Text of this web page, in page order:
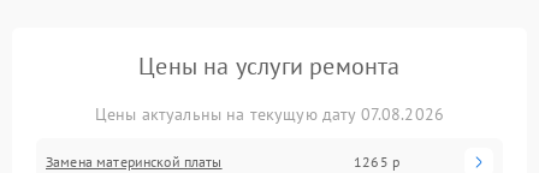
Цены на услуги ремонта
Цены актуальны на текущую дату 07.08.2026
Замена материнской платы 1265 р